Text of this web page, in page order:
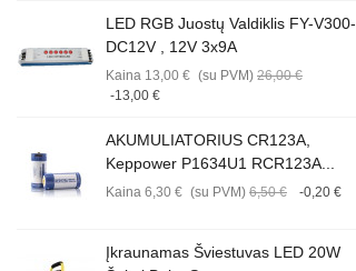
LED RGB Juostų Valdiklis FY-V300-
DC12V , 12V 3x9A
Kaina 13,00 € (su PVM) 26,00 €
-13,00 €
AKUMULIATORIUS CR123A,
Keppower P1634U1 RCR123A...
Kaina 6,30 € (su PVM) 6,50 € -0,20 €
Įkraunamas Šviestuvas LED 20W